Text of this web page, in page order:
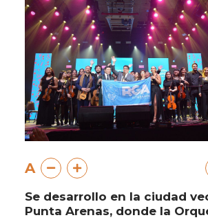
A
Se desarrollo en la ciudad
Punta Arenas, donde la